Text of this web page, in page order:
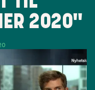
2020"